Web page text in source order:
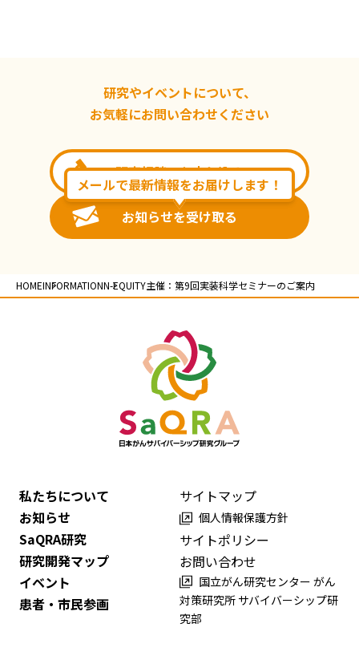
研究やイベントについて、
お気軽にお問い合わせください
研究相談のお申し込み
メールで最新情報をお届けします！
お知らせを受け取る
HOMEINFORMATIONN-EQUITY主催：第9回実装科学セミナーのご案内
私たちについて
お知らせ
SaQRA研究
研究開発マップ
イベント
患者・市民参画
サイトマップ
個人情報保護方針
サイトポリシー
お問い合わせ
国立がん研究センター がん
対策研究所 サバイバーシップ研
究部